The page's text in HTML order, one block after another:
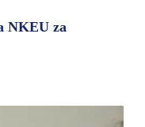
NKEU za